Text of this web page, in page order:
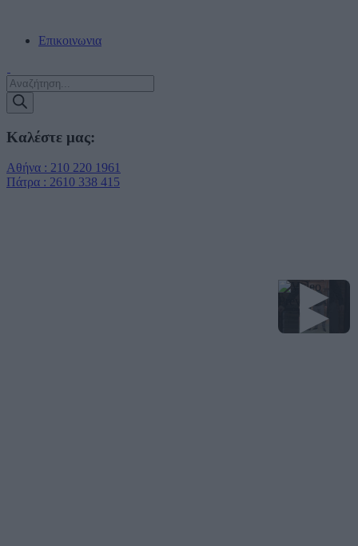
Επικοινωνια
Products
search
Καλέστε μας:
Αθήνα : 210 220 1961
Πάτρα : 2610 338 415
▶
▶